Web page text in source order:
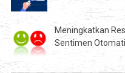
Meningkatkan
Sentimen